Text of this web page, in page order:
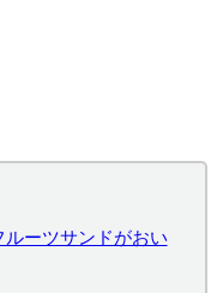
ルーツサンドがおい